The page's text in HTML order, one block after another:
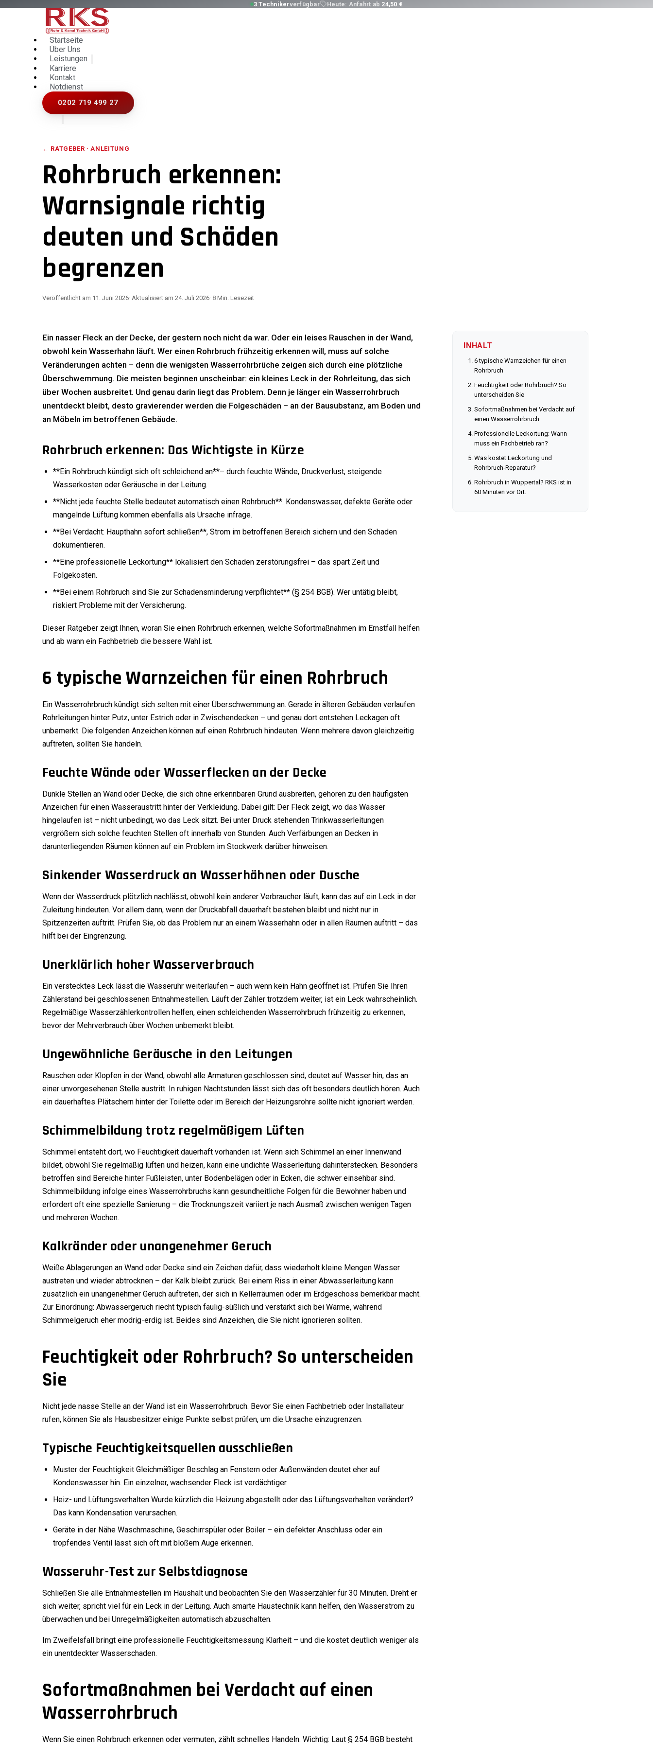
3 Technikerverfügbar Heute: Anfahrt ab 24,50 €
Startseite
Über Uns
Leistungen
Karriere
Kontakt
Notdienst
0202 719 499 27
← RATGEBER ·ANLEITUNG
Rohrbruch erkennen:
Warnsignale richtig
deuten und Schäden
begrenzen
Veröffentlicht am 11. Juni 2026· Aktualisiert am 24. Juli 2026· 8 Min. Lesezeit
Ein nasser Fleck an der Decke, der gestern noch nicht da war. Oder ein leises Rauschen in der Wand,
obwohl kein Wasserhahn läuft. Wer einen Rohrbruch frühzeitig erkennen will, muss auf solche
Veränderungen achten – denn die wenigsten Wasserrohrbrüche zeigen sich durch eine plötzliche
Überschwemmung. Die meisten beginnen unscheinbar: ein kleines Leck in der Rohrleitung, das sich
über Wochen ausbreitet. Und genau darin liegt das Problem. Denn je länger ein Wasserrohrbruch
unentdeckt bleibt, desto gravierender werden die Folgeschäden – an der Bausubstanz, am Boden und
an Möbeln im betroffenen Gebäude.
Rohrbruch erkennen: Das Wichtigste in Kürze
**Ein Rohrbruch kündigt sich oft schleichend an**– durch feuchte Wände, Druckverlust, steigende
Wasserkosten oder Geräusche in der Leitung.
**Nicht jede feuchte Stelle bedeutet automatisch einen Rohrbruch**. Kondenswasser, defekte Geräte oder
mangelnde Lüftung kommen ebenfalls als Ursache infrage.
**Bei Verdacht: Haupthahn sofort schließen**, Strom im betroffenen Bereich sichern und den Schaden
dokumentieren.
**Eine professionelle Leckortung** lokalisiert den Schaden zerstörungsfrei – das spart Zeit und
Folgekosten.
**Bei einem Rohrbruch sind Sie zur Schadensminderung verpflichtet** (§ 254 BGB). Wer untätig bleibt,
riskiert Probleme mit der Versicherung.
Dieser Ratgeber zeigt Ihnen, woran Sie einen Rohrbruch erkennen, welche Sofortmaßnahmen im Ernstfall helfen
und ab wann ein Fachbetrieb die bessere Wahl ist.
6 typische Warnzeichen für einen Rohrbruch
Ein Wasserrohrbruch kündigt sich selten mit einer Überschwemmung an. Gerade in älteren Gebäuden verlaufen
Rohrleitungen hinter Putz, unter Estrich oder in Zwischendecken – und genau dort entstehen Leckagen oft
unbemerkt. Die folgenden Anzeichen können auf einen Rohrbruch hindeuten. Wenn mehrere davon gleichzeitig
auftreten, sollten Sie handeln.
Feuchte Wände oder Wasserflecken an der Decke
Dunkle Stellen an Wand oder Decke, die sich ohne erkennbaren Grund ausbreiten, gehören zu den häufigsten
Anzeichen für einen Wasseraustritt hinter der Verkleidung. Dabei gilt: Der Fleck zeigt, wo das Wasser
hingelaufen ist – nicht unbedingt, wo das Leck sitzt. Bei unter Druck stehenden Trinkwasserleitungen
vergrößern sich solche feuchten Stellen oft innerhalb von Stunden. Auch Verfärbungen an Decken in
darunterliegenden Räumen können auf ein Problem im Stockwerk darüber hinweisen.
Sinkender Wasserdruck an Wasserhähnen oder Dusche
Wenn der Wasserdruck plötzlich nachlässt, obwohl kein anderer Verbraucher läuft, kann das auf ein Leck in der
Zuleitung hindeuten. Vor allem dann, wenn der Druckabfall dauerhaft bestehen bleibt und nicht nur in
Spitzenzeiten auftritt. Prüfen Sie, ob das Problem nur an einem Wasserhahn oder in allen Räumen auftritt – das
hilft bei der Eingrenzung.
Unerklärlich hoher Wasserverbrauch
Ein verstecktes Leck lässt die Wasseruhr weiterlaufen – auch wenn kein Hahn geöffnet ist. Prüfen Sie Ihren
Zählerstand bei geschlossenen Entnahmestellen. Läuft der Zähler trotzdem weiter, ist ein Leck wahrscheinlich.
Regelmäßige Wasserzählerkontrollen helfen, einen schleichenden Wasserrohrbruch frühzeitig zu erkennen,
bevor der Mehrverbrauch über Wochen unbemerkt bleibt.
Ungewöhnliche Geräusche in den Leitungen
Rauschen oder Klopfen in der Wand, obwohl alle Armaturen geschlossen sind, deutet auf Wasser hin, das an
einer unvorgesehenen Stelle austritt. In ruhigen Nachtstunden lässt sich das oft besonders deutlich hören. Auch
ein dauerhaftes Plätschern hinter der Toilette oder im Bereich der Heizungsrohre sollte nicht ignoriert werden.
Schimmelbildung trotz regelmäßigem Lüften
Schimmel entsteht dort, wo Feuchtigkeit dauerhaft vorhanden ist. Wenn sich Schimmel an einer Innenwand
bildet, obwohl Sie regelmäßig lüften und heizen, kann eine undichte Wasserleitung dahinterstecken. Besonders
betroffen sind Bereiche hinter Fußleisten, unter Bodenbelägen oder in Ecken, die schwer einsehbar sind.
Schimmelbildung infolge eines Wasserrohrbruchs kann gesundheitliche Folgen für die Bewohner haben und
erfordert oft eine spezielle Sanierung – die Trocknungszeit variiert je nach Ausmaß zwischen wenigen Tagen
und mehreren Wochen.
Kalkränder oder unangenehmer Geruch
Weiße Ablagerungen an Wand oder Decke sind ein Zeichen dafür, dass wiederholt kleine Mengen Wasser
austreten und wieder abtrocknen – der Kalk bleibt zurück. Bei einem Riss in einer Abwasserleitung kann
zusätzlich ein unangenehmer Geruch auftreten, der sich in Kellerräumen oder im Erdgeschoss bemerkbar macht.
Zur Einordnung: Abwassergeruch riecht typisch faulig-süßlich und verstärkt sich bei Wärme, während
Schimmelgeruch eher modrig-erdig ist. Beides sind Anzeichen, die Sie nicht ignorieren sollten.
Feuchtigkeit oder Rohrbruch? So unterscheiden
Sie
Nicht jede nasse Stelle an der Wand ist ein Wasserrohrbruch. Bevor Sie einen Fachbetrieb oder Installateur
rufen, können Sie als Hausbesitzer einige Punkte selbst prüfen, um die Ursache einzugrenzen.
Typische Feuchtigkeitsquellen ausschließen
Muster der Feuchtigkeit Gleichmäßiger Beschlag an Fenstern oder Außenwänden deutet eher auf
Kondenswasser hin. Ein einzelner, wachsender Fleck ist verdächtiger.
Heiz- und Lüftungsverhalten Wurde kürzlich die Heizung abgestellt oder das Lüftungsverhalten verändert?
Das kann Kondensation verursachen.
Geräte in der Nähe Waschmaschine, Geschirrspüler oder Boiler – ein defekter Anschluss oder ein
tropfendes Ventil lässt sich oft mit bloßem Auge erkennen.
Wasseruhr-Test zur Selbstdiagnose
Schließen Sie alle Entnahmestellen im Haushalt und beobachten Sie den Wasserzähler für 30 Minuten. Dreht er
sich weiter, spricht viel für ein Leck in der Leitung. Auch smarte Haustechnik kann helfen, den Wasserstrom zu
überwachen und bei Unregelmäßigkeiten automatisch abzuschalten.
Im Zweifelsfall bringt eine professionelle Feuchtigkeitsmessung Klarheit – und die kostet deutlich weniger als
ein unentdeckter Wasserschaden.
Sofortmaßnahmen bei Verdacht auf einen
Wasserrohrbruch
Wenn Sie einen Rohrbruch erkennen oder vermuten, zählt schnelles Handeln. Wichtig: Laut § 254 BGB besteht
INHALT
6 typische Warnzeichen für einen
Rohrbruch
Feuchtigkeit oder Rohrbruch? So
unterscheiden Sie
Sofortmaßnahmen bei Verdacht auf
einen Wasserrohrbruch
Professionelle Leckortung: Wann
muss ein Fachbetrieb ran?
Was kostet Leckortung und
Rohrbruch-Reparatur?
Rohrbruch in Wuppertal? RKS ist in
60 Minuten vor Ort.